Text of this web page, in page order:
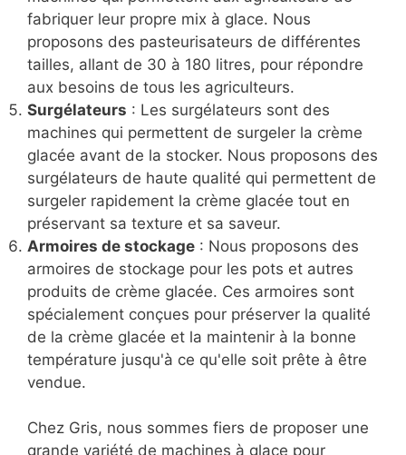
fabriquer leur propre mix à glace. Nous
proposons des pasteurisateurs de différentes
tailles, allant de 30 à 180 litres, pour répondre
aux besoins de tous les agriculteurs.
Surgélateurs : Les surgélateurs sont des
machines qui permettent de surgeler la crème
glacée avant de la stocker. Nous proposons des
surgélateurs de haute qualité qui permettent de
surgeler rapidement la crème glacée tout en
préservant sa texture et sa saveur.
Armoires de stockage : Nous proposons des
armoires de stockage pour les pots et autres
produits de crème glacée. Ces armoires sont
spécialement conçues pour préserver la qualité
de la crème glacée et la maintenir à la bonne
température jusqu'à ce qu'elle soit prête à être
vendue.
Chez Gris, nous sommes fiers de proposer une
grande variété de machines à glace pour